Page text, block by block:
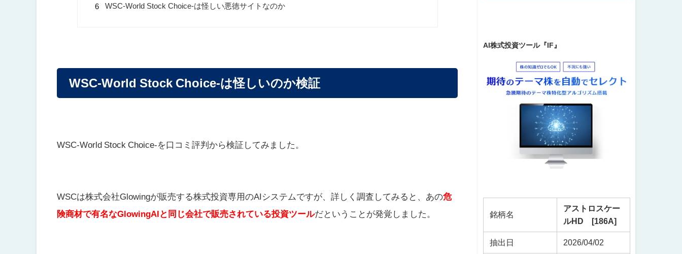
WSC-World Stock Choice-は怪しい悪徳サイトなのか
WSC-World Stock Choice-は怪しいのか検証
WSC-World Stock Choice-を口コミ評判から検証してみました。
WSCは株式会社Glowingが販売する株式投資専用のAIシステムですが、詳しく調査してみると、あの危
険商材で有名なGlowingAIと同じ会社で販売されている投資ツールだということが発覚しました。
AI株式投資ツール『IF』
銘柄名
アストロスケー
ルHD [186A]
抽出日 2026/04/02